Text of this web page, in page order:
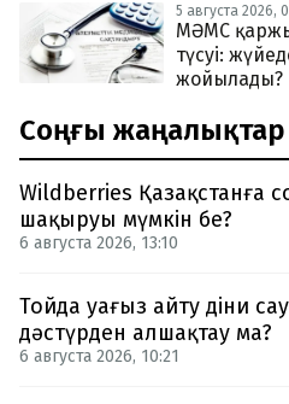
5 августа 2026,
МӘМС
түсуі:
жойылады?
Соңғы жаңалықтар
Wildberries Қазақстанға
шақыруы мүмкін бе?
6 августа 2026, 13:10
Тойда уағыз айту діни
дәстүрден алшақтау ма?
6 августа 2026, 10:21